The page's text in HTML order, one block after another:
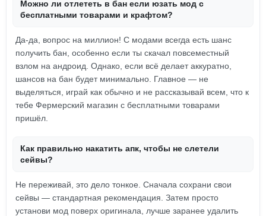
Можно ли отлететь в бан если юзать мод с
бесплатными товарами и крафтом?
Да-да, вопрос на миллион! С модами всегда есть шанс
получить бан, особенно если ты скачал повсеместный
взлом на андроид. Однако, если всё делает аккуратно,
шансов на бан будет минимально. Главное — не
выделяться, играй как обычно и не рассказывай всем, что к
тебе Фермерский магазин с бесплатными товарами
пришёл.
Как правильно накатить апк, чтобы не слетели
сейвы?
Не переживай, это дело тонкое. Сначала сохрани свои
сейвы — стандартная рекомендация. Затем просто
установи мод поверх оригинала, лучше заранее удалить